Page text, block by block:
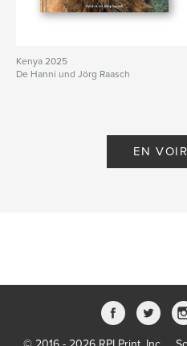
Kenya 2025
De Hanni und Jörg Raasch
EN